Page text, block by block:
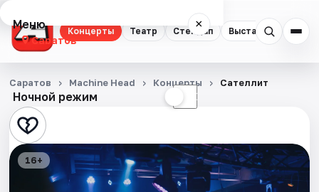
Концерты Театр Стендап Выставки
Меню ×
Саратов
Концерты
Театр
Стендап
Выставки
Ночной режим ☾
Саратов Machine Head Концерты Сателлит
16+